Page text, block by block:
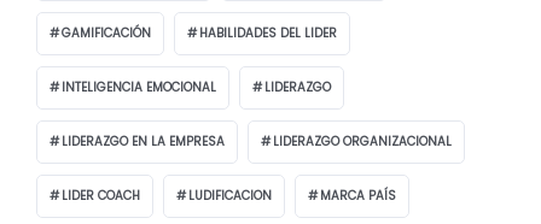
GAMIFICACIÓN HABILIDADES DEL LIDER
INTELIGENCIA EMOCIONAL LIDERAZGO
LIDERAZGO EN LA EMPRESA LIDERAZGO ORGANIZACIONAL
LIDER COACH LUDIFICACION MARCA PAÍS